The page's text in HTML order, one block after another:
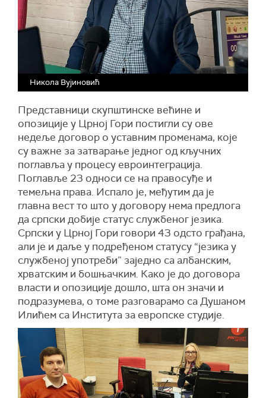
Николa Вујиновић
Представници скупштинске већине и
опозиције у Црној Гори постигли су ове
недеље договор о уставним променама, које
су важне за затварање једног од кључних
поглавља у процесу евроинтеграција.
Поглавље 23 односи се на правосуђе и
темељна права. Испало је, међутим да је
главна вест то што у договору нема предлога
да српски добије статус службеног језика.
Српски у Црној Гори говори 43 одсто грађана,
али је и даље у подређеном статусу “језика у
службеној употреби” заједно са албанским,
хрватским и бошњачким. Како је до договора
власти и опозиције дошло, шта он значи и
подразумева, о томе разговарамо са Душаном
Илићем са Института за европске студије.